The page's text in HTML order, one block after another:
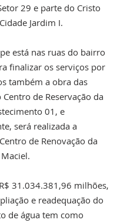
29 e parte do Cristo
Jardim I.
está nas ruas do bairro
finalizar os serviços por
também a obra das
de Reservação da
01, e
será realizada a
de Renovação da
31.034.381,96 milhões,
e readequação do
de água tem como